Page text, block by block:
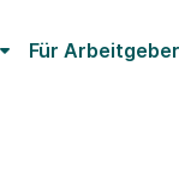
Für Arbeitgeber